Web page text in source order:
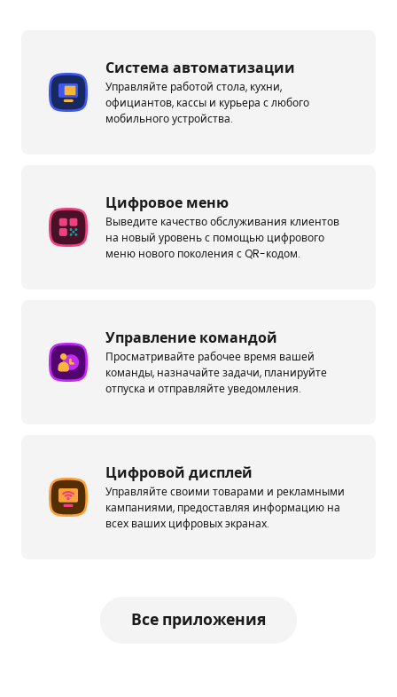
Система автоматизации
Управляйте работой стола, кухни,
официантов, кассы и курьера с любого
мобильного устройства.
Цифровое меню
Выведите качество обслуживания клиентов
на новый уровень с помощью цифрового
меню нового поколения с QR-кодом.
Управление командой
Просматривайте рабочее время вашей
команды, назначайте задачи, планируйте
отпуска и отправляйте уведомления.
Цифровой дисплей
Управляйте своими товарами и рекламными
кампаниями, предоставляя информацию на
всех ваших цифровых экранах.
Все приложения